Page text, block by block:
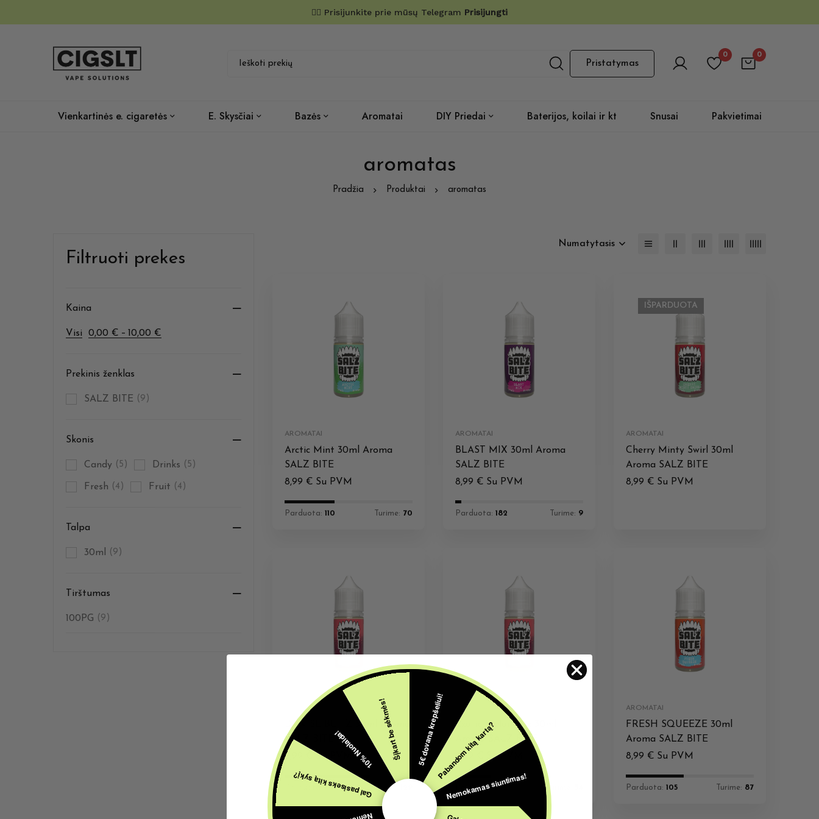
✌🏼 Prisijunkite prie mūsų Telegram Prisijungti
Pristatymas
0 0
Vienkartinės e. cigaretės E. Skysčiai Bazės Aromatai DIY Priedai Baterijos, koilai ir kt Snusai Pakvietimai
aromatas
Pradžia Produktai aromatas
Filtruoti prekes
Kaina
Visi 0,00 € – 10,00 €
Prekinis ženklas
SALZ BITE (9)
Skonis
Candy (5) Drinks (5)
Fresh (4) Fruit (4)
Talpa
30ml (9)
Tirštumas
100PG (9)
Numatytasis
AROMATAI
Arctic Mint 30ml Aroma
SALZ BITE
8,99 € Su PVM
Parduota: 110 Turime: 70
AROMATAI
BLAST MIX 30ml Aroma
SALZ BITE
8,99 € Su PVM
Parduota: 182 Turime: 9
IŠPARDUOTA
AROMATAI
Cherry Minty Swirl 30ml
Aroma SALZ BITE
8,99 € Su PVM
AROMATAI
DANISE BLITZ 30ml Aroma
SALZ BITE
8,99
Su PVM
Parduota:64 Turime:
AROMATAI
Exotic Melon Mix 30ml
Aroma SALZ BITE
8,99
Su PVM
Parduota:142 Turime:
AROMATAI
FRESH SQUEEZE 30ml
Aroma SALZ BITE
8,99 € Su PVM
Parduota: 105 Turime: 87
5€ dovana krepšeliui!Pabandom kitą kartą?
Nemokamas siuntimas!
Gal pasiseks kitą sykį?
10% Nuolaida!Šįkart be sėkmės!